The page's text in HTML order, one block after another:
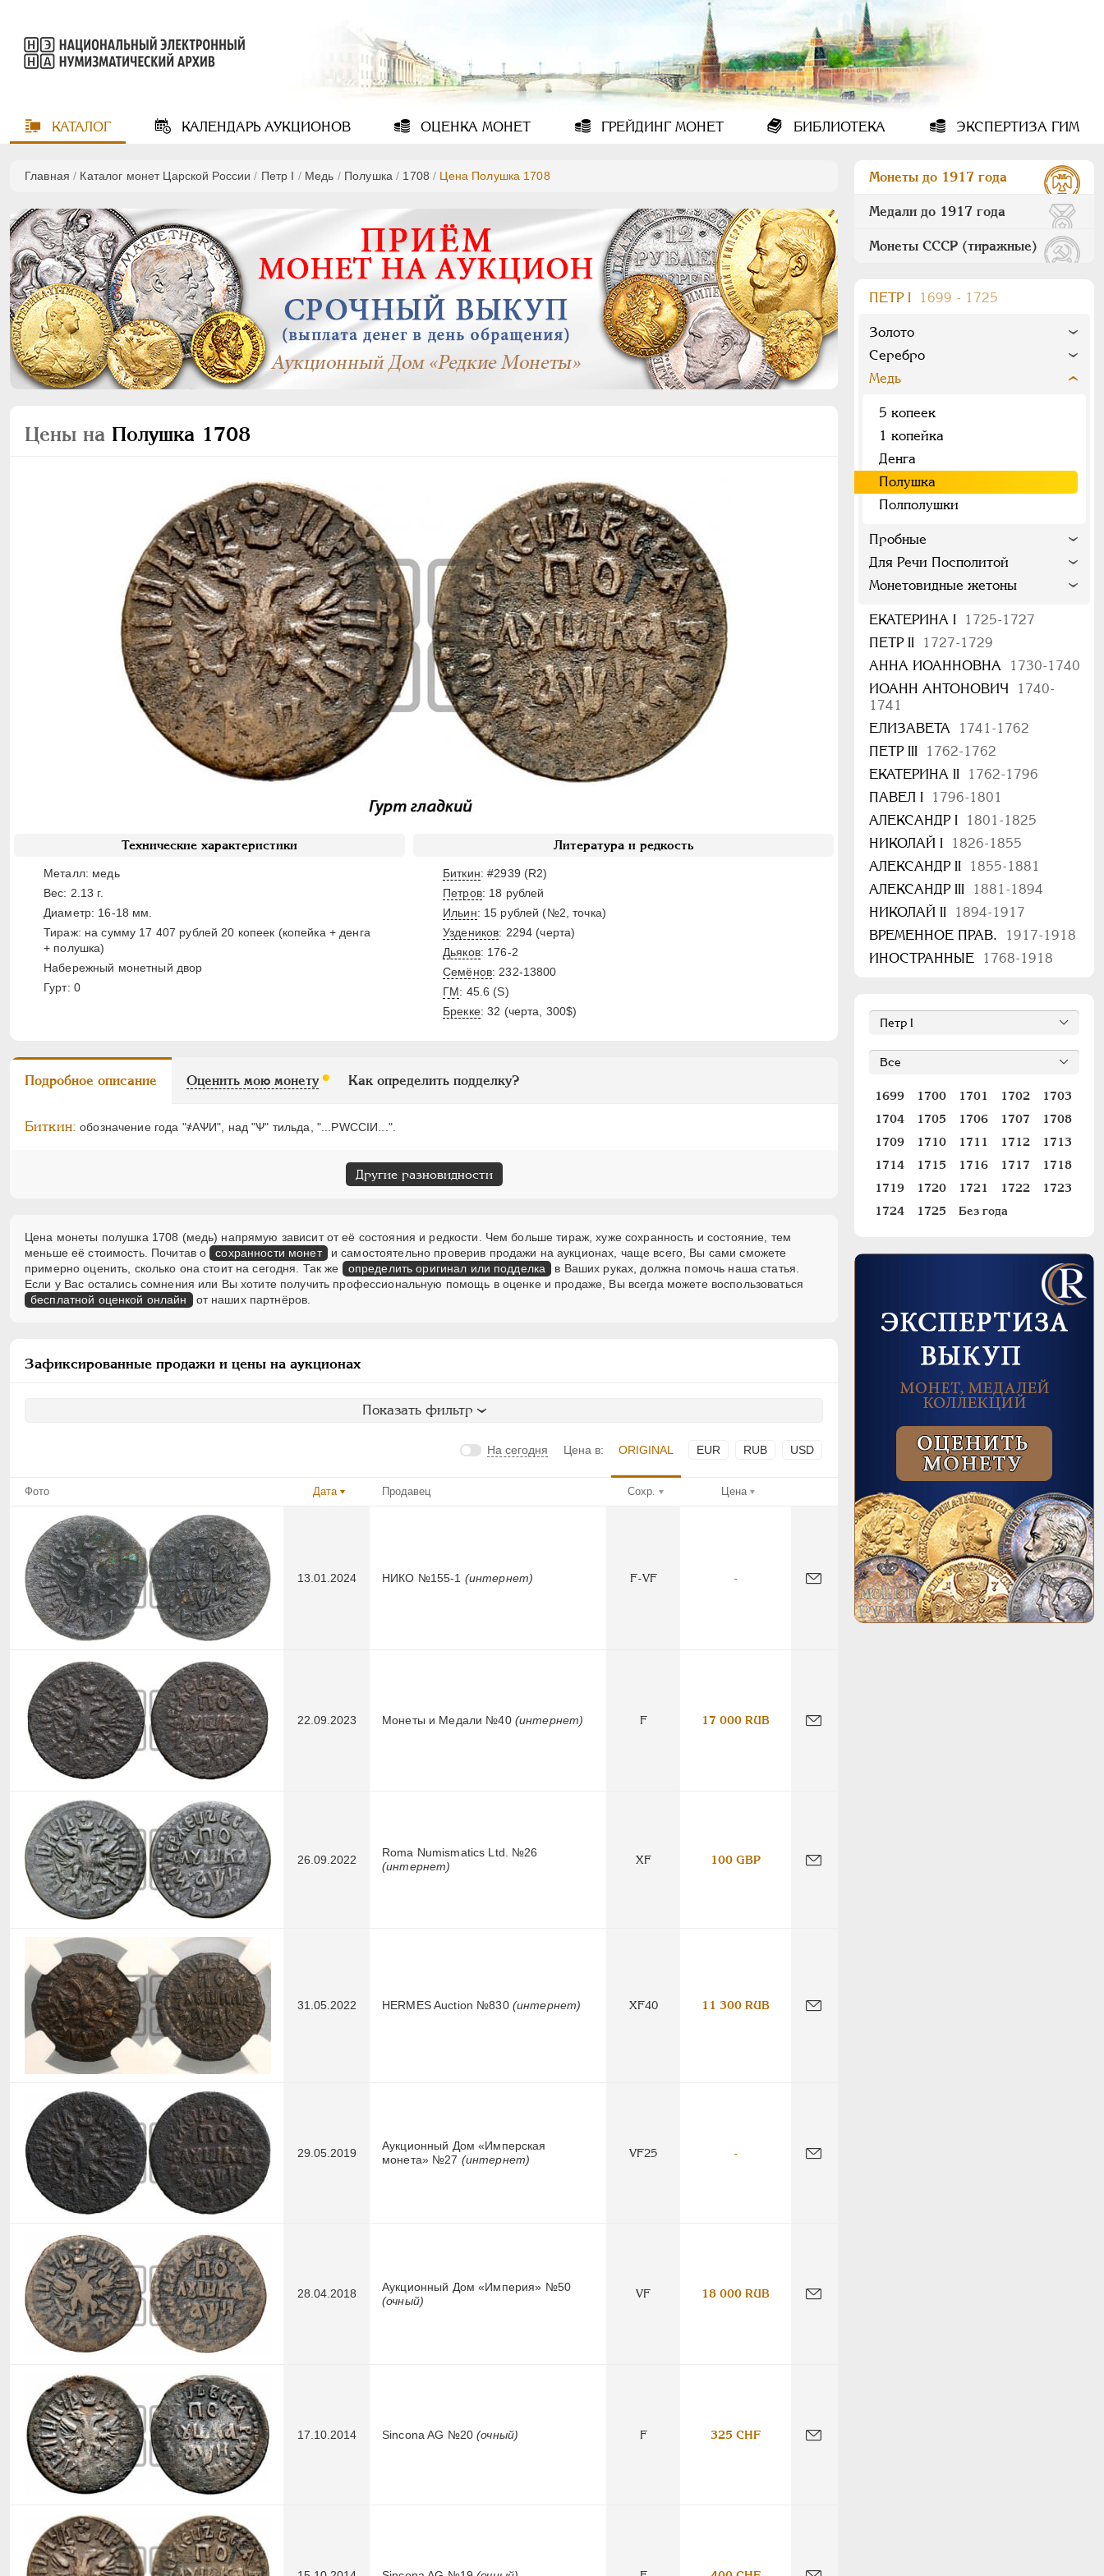
КАТАЛОГ КАЛЕНДАРЬАУКЦИОНОВ ОЦЕНКА МОНЕТ ГРЕЙДИНГМОНЕТ БИБЛИОТЕКА ЭКСПЕРТИЗА ГИМ
Главная / Каталог монет Царской России / Пeтр I / Медь / Полушка / 1708 / Цена Полушка 1708
Цены на Полушка 1708
Технические характеристики
Металл: медь
Вес: 2.13 г.
Диаметр: 16-18 мм.
Тираж: на сумму 17 407 рублей 20 копеек (копейка + денга
+ полушка)
Набережный монетный двор
Гурт: 0
Литература и редкость
Биткин: #2939 (R2)
Петров: 18 рублей
Ильин: 15 рублей (№2, точка)
Уздеников: 2294 (черта)
Дьяков: 176-2
Семёнов: 232-13800
ГМ: 45.6 (S)
Брекке: 32 (черта, 300$)
Подробное описание Оценить мою монету Как определить подделку?
Биткин: обозначение года "҂АѰИ", над "Ѱ" тильда, "...РWССIИ...".
Другие разновидности
Цена монеты полушка 1708 (медь) напрямую зависит от её состояния и редкости. Чем больше тираж, хуже сохранность и состояние, тем
меньше её стоимость. Почитав о сохранности монет и самостоятельно проверив продажи на аукционах, чаще всего, Вы сами сможете
примерно оценить, сколько она стоит на сегодня. Так же
определить оригинал или подделка
в Ваших руках, должна помочь наша статья.
Если у Вас остались сомнения или Вы хотите получить профессиональную помощь в оценке и продаже, Вы всегда можете воспользоваться
бесплатной оценкой онлайн от наших партнёров.
Зафиксированные продажи и цены на аукционах
Показать фильтр
На сегодня Цена в: ORIGINAL EUR RUB USD
Фото Дата Продавец Сохр. Цена
13.01.2024 НИКО №155-1 (интернет) F-VF -
22.09.2023 Монеты и Медали №40 (интернет) F 17 000 RUB
26.09.2022
Roma Numismatics Ltd. №26
(интернет)
XF 100 GBP
31.05.2022 HERMES Auction №830 (интернет) XF40 11 300 RUB
29.05.2019
Аукционный Дом «Имперская
монета» №27 (интернет)
VF25 -
28.04.2018
Аукционный Дом «Империя» №50
(очный)
VF 18 000 RUB
17.10.2014 Sincona AG №20(очный) F 325 CHF
Монеты до 1917 года
Медали до 1917 года
Монеты СССР (тиражные)
ПEТР I 1699 - 1725
Золото
Серебро
Медь
5 копеек
1 копейка
Денга
Полушка
Полполушки
Пробные
Для Речи Посполитой
Монетовидные жетоны
ЕКАТЕРИНА I
1725-1727
ПЕТР II
1727-1729
АННА ИОАННОВНА
1730-1740
ИОАНН АНТОНОВИЧ
1740-
1741
ЕЛИЗАВЕТА
1741-1762
ПЕТР III
1762-1762
ЕКАТЕРИНА II
1762-1796
ПАВЕЛ I
1796-1801
АЛЕКСАНДР I
1801-1825
НИКОЛАЙ I
1826-1855
АЛЕКСАНДР II
1855-1881
АЛЕКСАНДР III
1881-1894
НИКОЛАЙ II
1894-1917
ВРЕМЕННОЕ ПРАВ.
1917-1918
ИНОСТРАННЫЕ
1768-1918
1699 1700 1701 1702
1703
1704
1705 1706 1707
1708
1709
1710 1711 1712
1713
1714
1715 1716 1717
1718
1719
1720 1721 1722
1723
1724
1725 Без года